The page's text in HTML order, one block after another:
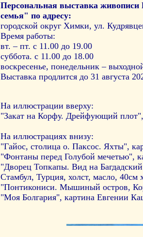
Персональная выставка
семья" по адресу:
городской округ Химки, ул.
Время работы:
вт. – пт. с 11.00 до 19.00
суббота. с 11.00 до 18.00
воскресенье, понедельник –
Выставка продлится до 31 августа
На иллюстрации вверху:
"Закат на Корфу. Дрейфующий
На иллюстрациях внизу:
"Гайос, столица о. Паксос. Яхты",
"Фонтаны перед Голубой мечетью",
"Дворец Топкапы. Вид на
Стамбул, Турция, холст, масло, 40см
"Понтикониси. Мышиный остров,
"Моя Болгария", картина Евгении